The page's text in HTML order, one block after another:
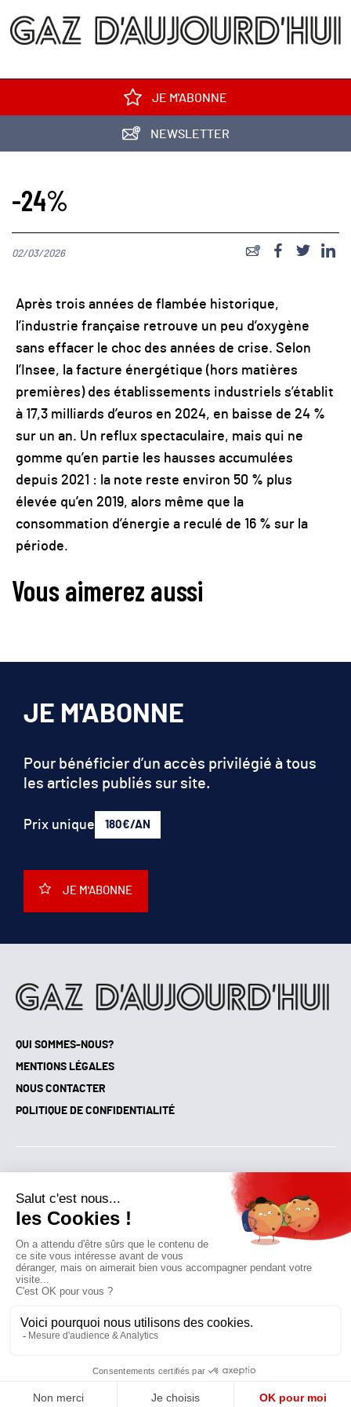
JE M'ABONNE
NEWSLETTER
-24%
02/03/2026
Après trois années de flambée historique,
l’industrie française retrouve un peu d’oxygène
sans effacer le choc des années de crise. Selon
l’Insee, la facture énergétique (hors matières
premières) des établissements industriels s’établit
à 17,3 milliards d’euros en 2024, en baisse de 24 %
sur un an. Un reflux spectaculaire, mais qui ne
gomme qu’en partie les hausses accumulées
depuis 2021 : la note reste environ 50 % plus
élevée qu’en 2019, alors même que la
consommation d’énergie a reculé de 16 % sur la
période.
Vous aimerez aussi
QUI SOMMES-NOUS?
MENTIONS LÉGALES
NOUS CONTACTER
POLITIQUE DE CONFIDENTIALITÉ
Mes favoris
© GAZ D’AUJOURD'HUI 2018
JE M'ABONNE
Pour bénéficier d’un accès privilégié à tous
les articles publiés sur site.
Prix unique 180€/AN
JE M'ABONNE